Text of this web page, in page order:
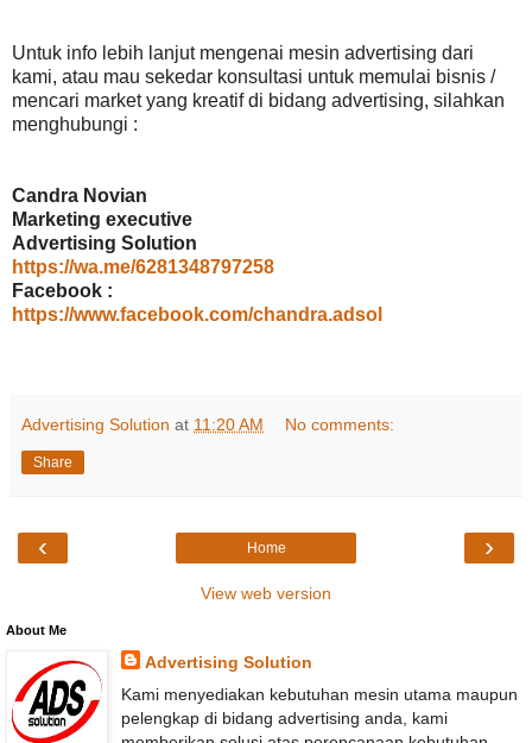
Untuk info lebih lanjut mengenai mesin advertising dari
kami, atau mau sekedar konsultasi untuk memulai bisnis /
mencari market yang kreatif di bidang advertising, silahkan
menghubungi :
Candra Novian
Marketing executive
Advertising Solution
https://wa.me/6281348797258
Facebook :
https://www.facebook.com/chandra.adsol
Advertising Solution at 11:20 AM No comments:
Share
‹ ›
Home
View web version
About Me
Advertising Solution
Kami menyediakan kebutuhan mesin utama maupun
pelengkap di bidang advertising anda, kami